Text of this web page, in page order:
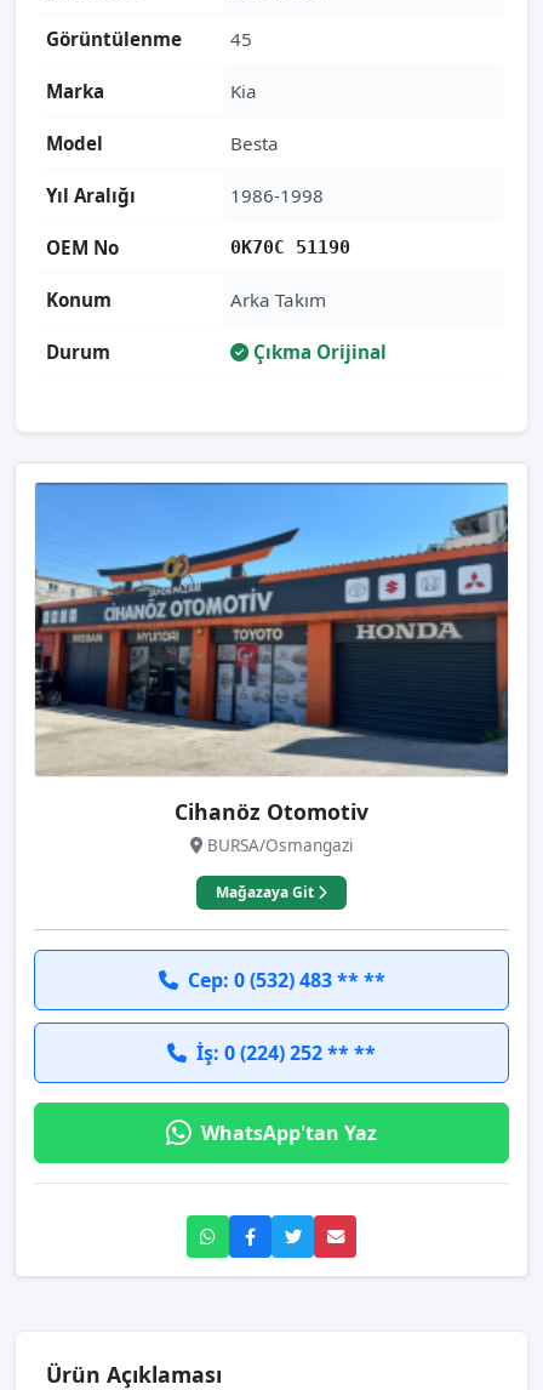
Görüntülenme 45
Marka Kia
Model Besta
Yıl Aralığı 1986-1998
OEM No 0K70C 51190
Konum Arka Takım
Durum Çıkma Orijinal
Cihanöz Otomotiv
BURSA/Osmangazi
Mağazaya Git
Cep: 0 (532) 483 ** **
İş: 0 (224) 252 ** **
WhatsApp'tan Yaz
Ürün Açıklaması